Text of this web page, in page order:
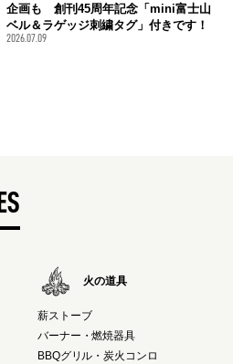
企画も 創刊45周年記念「mini富士山
ベル＆ラゲッジ刺繍タグ」付きです！
2026.07.09
火の道具
薪ストーブ
バーナー・燃焼器具
BBQグリル・炭火コンロ